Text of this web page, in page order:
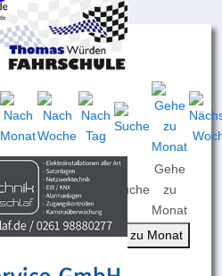
Nach
Monat
Nach
Woche
Suche
Gehe
zu
Monat
Gehe zu Monat
: